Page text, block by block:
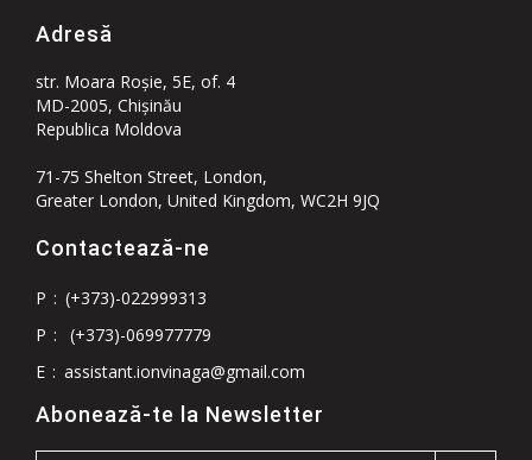
Adresă
str. Moara Roşie, 5E, of. 4
MD-2005, Chişinău
Republica Moldova
71-75 Shelton Street, London,
Greater London, United Kingdom, WC2H 9JQ
Contactează-ne
P : (+373)-022999313
P :
(+373)-069977779
E : assistant.ionvinaga@gmail.com
Abonează-te la Newsletter